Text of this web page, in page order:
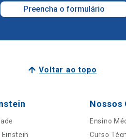
Preencha o formulário
Voltar ao topo
Nossos
Ensino
Curso